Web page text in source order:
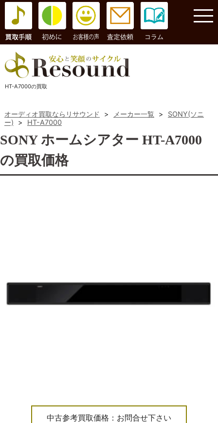
コラム
HT-A7000の買取
オーディオ買取ならリサウンド > メーカー一覧 >
SONY(ソニ
ー)
> HT-A7000
SONY ホームシアター HT-A7000
の買取価格
中古参考買取価格：お問合せ下さい